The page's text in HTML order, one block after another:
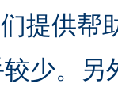
提供帮
少。